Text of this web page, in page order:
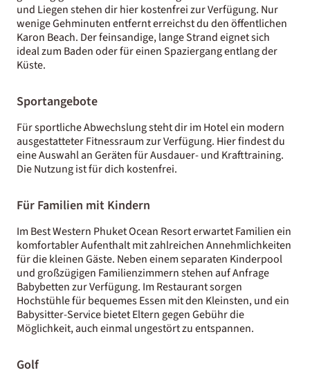
und Liegen stehen dir hier kostenfrei zur Verfügung. Nur
wenige Gehminuten entfernt erreichst du den öffentlichen
Karon Beach. Der feinsandige, lange Strand eignet sich
ideal zum Baden oder für einen Spaziergang entlang der
Küste.
Sportangebote
Für sportliche Abwechslung steht dir im Hotel ein modern
ausgestatteter Fitnessraum zur Verfügung. Hier findest du
eine Auswahl an Geräten für Ausdauer- und Krafttraining.
Die Nutzung ist für dich kostenfrei.
Für Familien mit Kindern
Im Best Western Phuket Ocean Resort erwartet Familien ein
komfortabler Aufenthalt mit zahlreichen Annehmlichkeiten
für die kleinen Gäste. Neben einem separaten Kinderpool
und großzügigen Familienzimmern stehen auf Anfrage
Babybetten zur Verfügung. Im Restaurant sorgen
Hochstühle für bequemes Essen mit den Kleinsten, und ein
Babysitter-Service bietet Eltern gegen Gebühr die
Möglichkeit, auch einmal ungestört zu entspannen.
Golf